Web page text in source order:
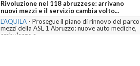
Abruzzo brucia ancora, sei fronti attivi e
Canadair mobilitati contro le fiamme
L'AQUILA - Dall’Aquilano al Pescarese e al
Teramano, volontari, mezzi terrestri, elicotteri e
Canadair sono...